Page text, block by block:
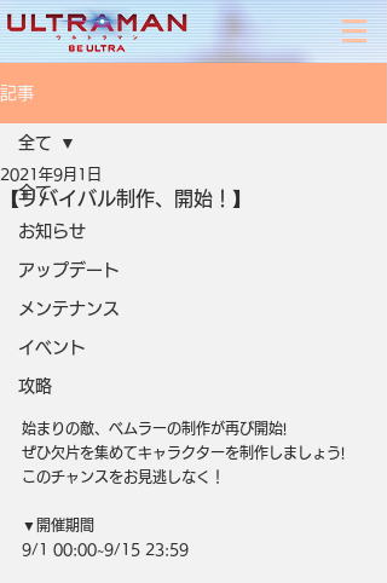
記事
全て
お知らせ
アップデート
メンテナンス
イベント
攻略
全て
【リバイバル制作、開始！】
2021年9月1日
始まりの敵、ベムラーの制作が再び開始!
ぜひ欠片を集めてキャラクターを制作しましょう!
このチャンスをお見逃しなく！
▼開催期間
9/1 00:00~9/15 23:59